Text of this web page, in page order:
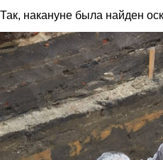
Так, накануне была найден
1.jpg